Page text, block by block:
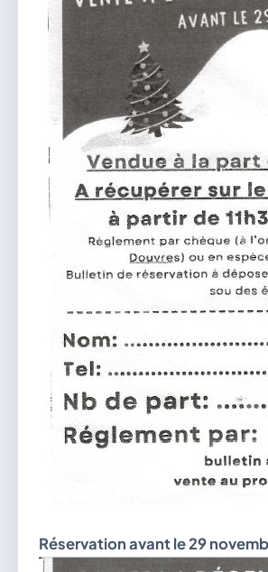
vous.
04 74 38 22 78
mairie@douvres.fr
140 Place de la Babillière, 01500
Contacter la mairie
Le guichet des
publier une annonce
Réservation avant le 29